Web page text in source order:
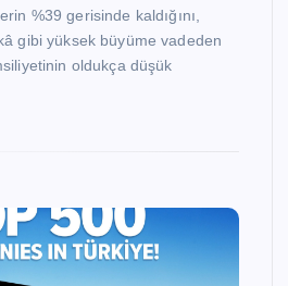
%39 gerisinde kaldığını,
gibi yüksek büyüme vadeden
oldukça düşük